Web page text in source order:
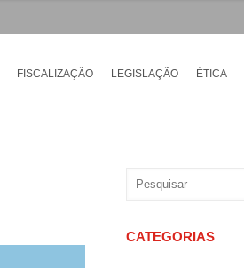
FISCALIZAÇÃO LEGISLAÇÃO ÉTICA
CATEGORIAS